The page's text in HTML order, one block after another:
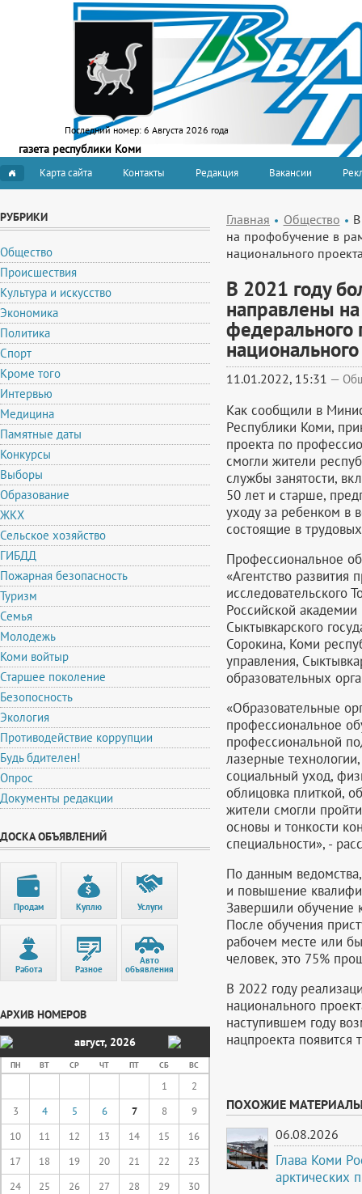
Последний номер: 6 Августа 2026 года
газета республики Коми
Карта сайта Контакты Редакция Вакансии
РУБРИКИ
Общество
Происшествия
Культура и искусство
Экономика
Политика
Спорт
Кроме того
Интервью
Медицина
Памятные даты
Конкурсы
Выборы
Образование
ЖКХ
Сельское хозяйство
ГИБДД
Пожарная безопасность
Туризм
Семья
Молодежь
Коми войтыр
Старшее поколение
Безопосность
Экология
Противодействие коррупции
Будь бдителен!
Опрос
Документы редакции
ДОСКА ОБЪЯВЛЕНИЙ
Продам Куплю Услуги
Работа Разное
Авто
объявления
АРХИВ НОМЕРОВ
август, 2026
ПН ВТ СР ЧТ ПТ СБ ВС
1
2
3
4 5 6 7 8
9
10
11 12 13 14 15
16
17
18 19 20 21 22
23
24
25 26 27 28 29
30
Главная Общество
на профобучение в
национального
В 2021 году
направлены
федерального
11.01.2022, 15:31 —
Как сообщили в
Республики Коми,
проекта по
смогли жители
службы занятости,
50 лет и старше,
уходу за ребенком в
состоящие в
Профессиональное
«Агентство развития
исследовательского
Российской
Сыктывкарского
Сорокина, Коми
управления,
образовательных
«Образовательные
профессиональное
профессиональной
лазерные
социальный уход,
облицовка плиткой,
жители смогли
основы и тонкости
специальности», -
По данным
и повышение
Завершили обучение
После обучения
рабочем месте или
человек, это 75%
В 2022 году
национального
наступившем году
нацпроекта
ПОХОЖИЕ
06.08.2026
Глава Коми
арктических